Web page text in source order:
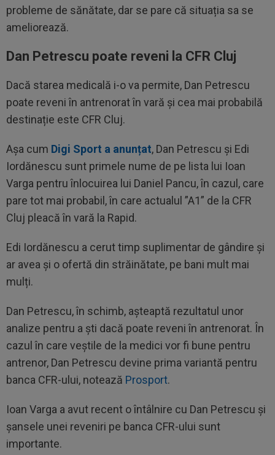
probleme de sănătate, dar se pare că situația sa se
ameliorează.
Dan Petrescu poate reveni la CFR Cluj
Dacă starea medicală i-o va permite, Dan Petrescu
poate reveni în antrenorat în vară și cea mai probabilă
destinație este CFR Cluj.
Așa cum Digi Sport a anunțat, Dan Petrescu și Edi
Iordănescu sunt primele nume de pe lista lui Ioan
Varga pentru înlocuirea lui Daniel Pancu, în cazul, care
pare tot mai probabil, în care actualul ”A1” de la CFR
Cluj pleacă în vară la Rapid.
Edi Iordănescu a cerut timp suplimentar de gândire și
ar avea și o ofertă din străinătate, pe bani mult mai
mulți.
Dan Petrescu, în schimb, așteaptă rezultatul unor
analize pentru a ști dacă poate reveni în antrenorat. În
cazul în care veștile de la medici vor fi bune pentru
antrenor, Dan Petrescu devine prima variantă pentru
banca CFR-ului, notează Prosport.
Ioan Varga a avut recent o întâlnire cu Dan Petrescu și
șansele unei reveniri pe banca CFR-ului sunt
importante.